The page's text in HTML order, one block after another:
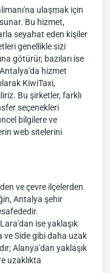
ulaşmak için
Bu hizmet,
seyahat eden kişiler
genellikle sizi
götürür, bazıları ise
hizmet
KiwiTaxi,
Bu şirketler, farklı
seçenekleri
bilgilere ve
web sitelerini
ve çevre ilçelerden
Antalya şehir
ise yaklaşık
ve Side gibi daha uzak
Alanya'dan yaklaşık
uzaklıkta